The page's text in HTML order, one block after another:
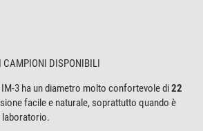
DISPONIBILI
IM-3 ha un diametro molto confortevole di22
facile e naturale, soprattutto quando è
laboratorio.